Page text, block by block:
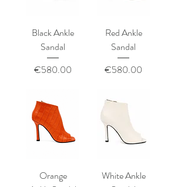
Black Ankle
Sandal
価格
€580.00
Red Ankle
Sandal
価格
€580.00
Orange
White Ankle